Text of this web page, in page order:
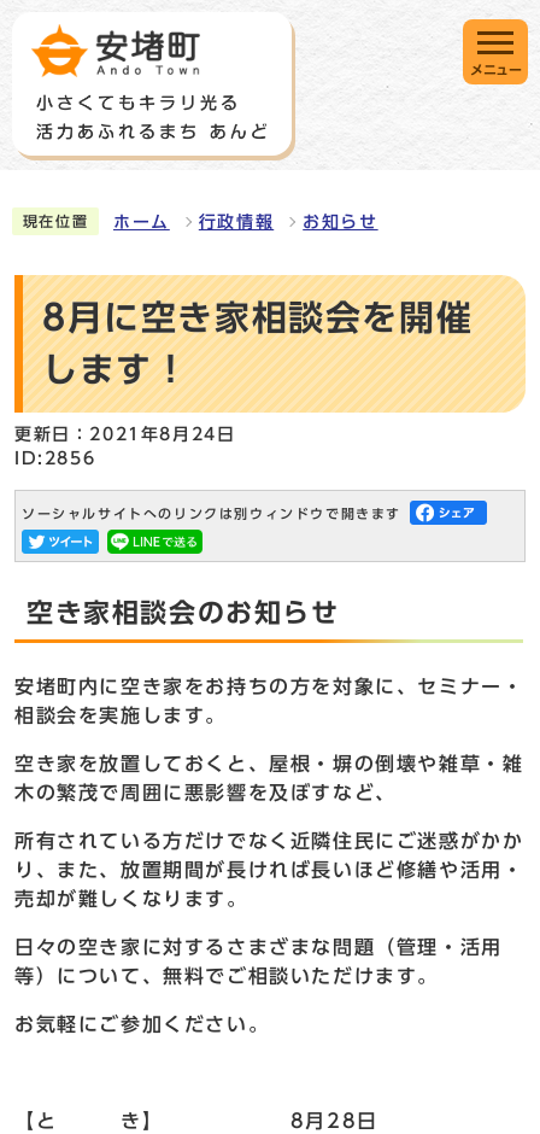
メニュー
現在位置 ホーム 行政情報 お知らせ
8月に空き家相談会を開催
します！
更新日：2021年8月24日
ID:2856
ソーシャルサイトへのリンクは別ウィンドウで開きます
空き家相談会のお知らせ
安堵町内に空き家をお持ちの方を対象に、セミナー・
相談会を実施します。
空き家を放置しておくと、屋根・塀の倒壊や雑草・雑
木の繁茂で周囲に悪影響を及ぼすなど、
所有されている方だけでなく近隣住民にご迷惑がかか
り、また、放置期間が長ければ長いほど修繕や活用・
売却が難しくなります。
日々の空き家に対するさまざまな問題（管理・活用
等）について、無料でご相談いただけます。
お気軽にご参加ください。
【と き】 8月28日